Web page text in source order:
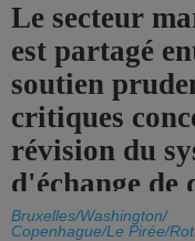
Le secteur
est partagé
soutien
critiques
révision du
d'échange de
d'émission de
Bruxelles/Washington/
Copenhague/Le Pirée/